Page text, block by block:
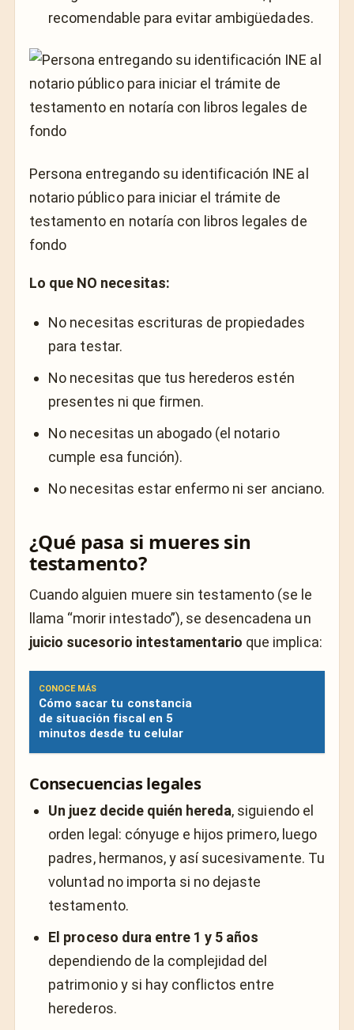
recomendable para evitar ambigüedades.
Persona entregando su identificación INE al
notario público para iniciar el trámite de
testamento en notaría con libros legales de
fondo
Lo que NO necesitas:
No necesitas escrituras de propiedades
para testar.
No necesitas que tus herederos estén
presentes ni que firmen.
No necesitas un abogado (el notario
cumple esa función).
No necesitas estar enfermo ni ser anciano.
¿Qué pasa si mueres sin
testamento?
Cuando alguien muere sin testamento (se le
llama “morir intestado”), se desencadena un
juicio sucesorio intestamentario que implica:
CONOCE MÁS
Cómo sacar tu constancia
de situación fiscal en 5
minutos desde tu celular
Consecuencias legales
Un juez decide quién hereda, siguiendo el
orden legal: cónyuge e hijos primero, luego
padres, hermanos, y así sucesivamente. Tu
voluntad no importa si no dejaste
testamento.
El proceso dura entre 1 y 5 años
dependiendo de la complejidad del
patrimonio y si hay conflictos entre
herederos.